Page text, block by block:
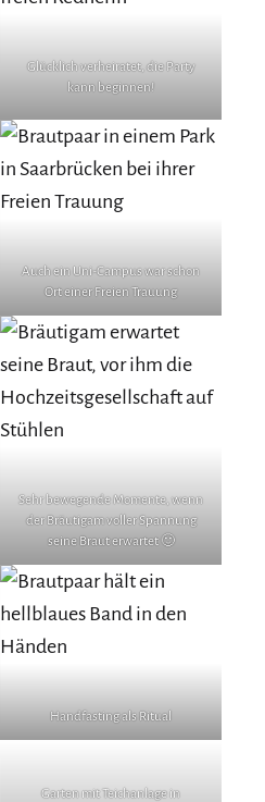
Glücklich verheiratet, die Party
kann beginnen!
Auch ein Uni-Campus war schon
Ort einer Freien Trauung
Sehr bewegende Momente, wenn
der Bräutigam voller Spannung
seine Braut erwartet 🙂
Handfasting als Ritual
Garten mit Teichanlage in